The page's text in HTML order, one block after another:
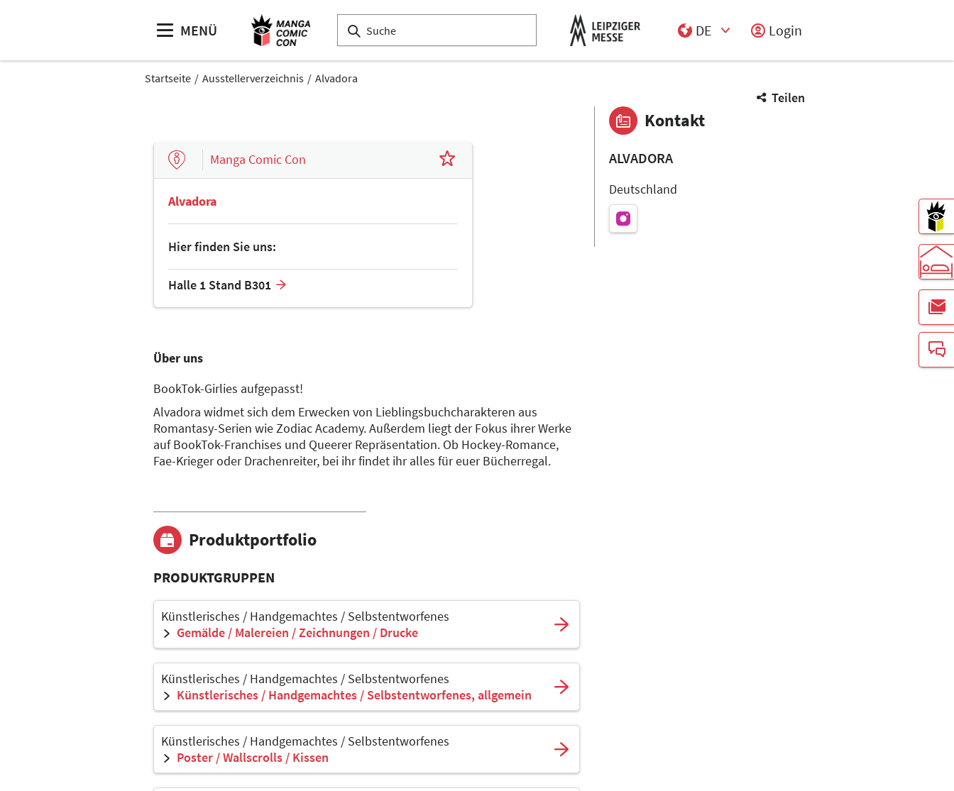
MENÜ
DE
Login
Startseite Ausstellerverzeichnis Alvadora
Teilen
Manga Comic Con
Alvadora
Hier finden Sie uns:
Halle 1 Stand B301
Über uns
BookTok-Girlies aufgepasst!
Alvadora widmet sich dem Erwecken von Lieblingsbuchcharakteren aus
Romantasy-Serien wie Zodiac Academy. Außerdem liegt der Fokus ihrer Werke
auf BookTok-Franchises und Queerer Repräsentation. Ob Hockey-Romance,
Fae-Krieger oder Drachenreiter, bei ihr findet ihr alles für euer Bücherregal.
Produktportfolio
PRODUKTGRUPPEN
Künstlerisches / Handgemachtes / Selbstentworfenes
Gemälde / Malereien / Zeichnungen / Drucke
Künstlerisches / Handgemachtes / Selbstentworfenes
Künstlerisches / Handgemachtes / Selbstentworfenes, allgemein
Künstlerisches / Handgemachtes / Selbstentworfenes
Poster / Wallscrolls / Kissen
Kontakt
ALVADORA
Deutschland